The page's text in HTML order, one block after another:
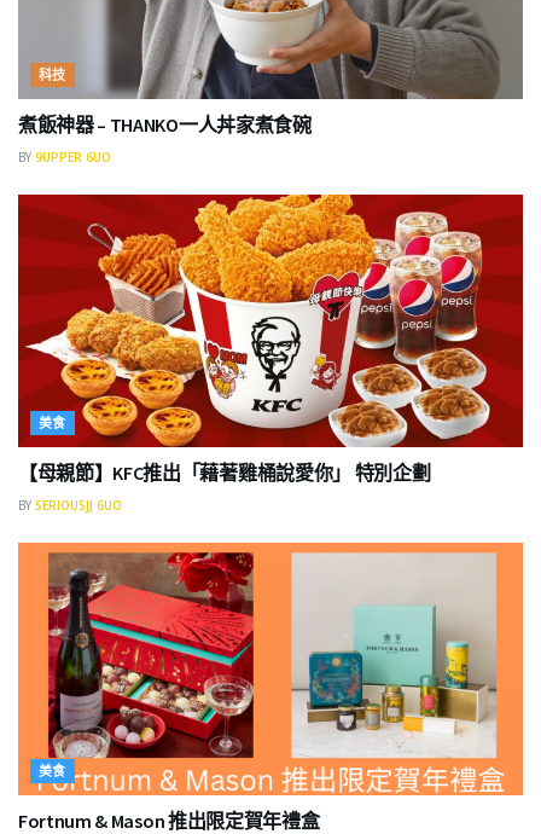
科技
煮飯神器 – THANKO一人丼家煮食碗
BY 9UPPER 6UO
美食
【母親節】KFC推出「藉著雞桶說愛你」 特別企劃
BY SERIOUSJJ 6UO
美食
Fortnum & Mason 推出限定賀年禮盒